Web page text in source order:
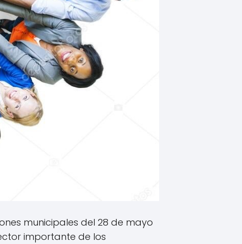
municipales del 28 de mayo
importante de los